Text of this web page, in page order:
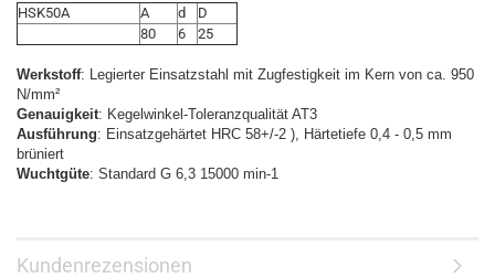
HSK50A A d
D
80
6 25
Werkstoff: Legierter Einsatzstahl mit Zugfestigkeit im Kern von ca. 950
N/mm²
Genauigkeit: Kegelwinkel-Toleranzqualität AT3
Ausführung: Einsatzgehärtet HRC 58+/-2 ), Härtetiefe 0,4 - 0,5 mm
brüniert
Wuchtgüte: Standard G 6,3 15000 min-1
Kundenrezensionen